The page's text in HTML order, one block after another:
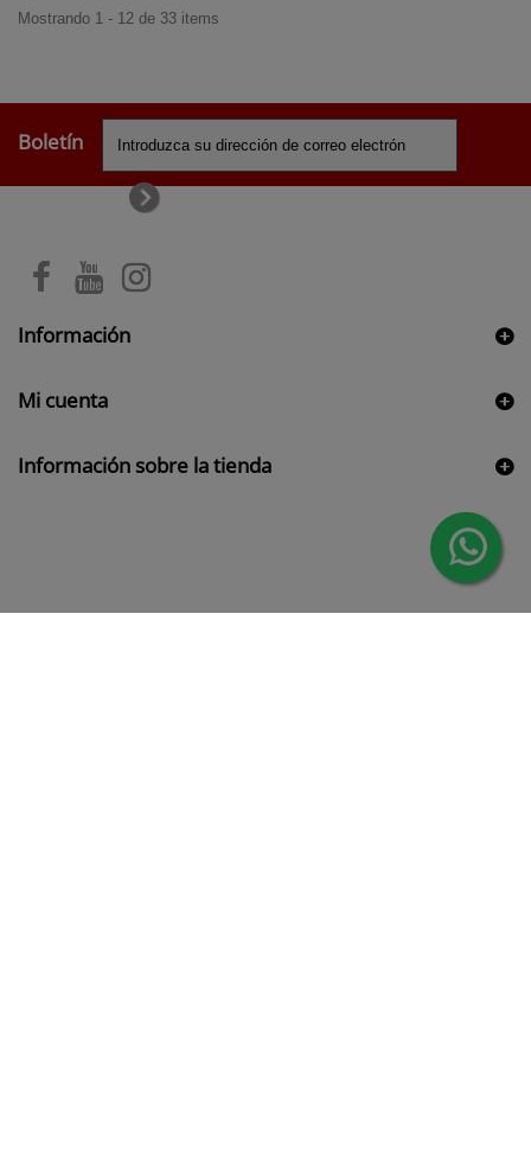
Mostrando 1 - 12 de 33 items
Boletín
Información
Mi cuenta
Información sobre la tienda